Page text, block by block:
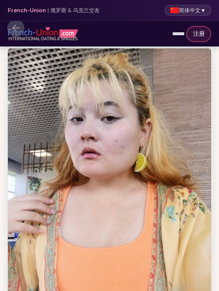
French-Union | 俄罗斯 & 乌克兰交友 简体中文 ▼
注册